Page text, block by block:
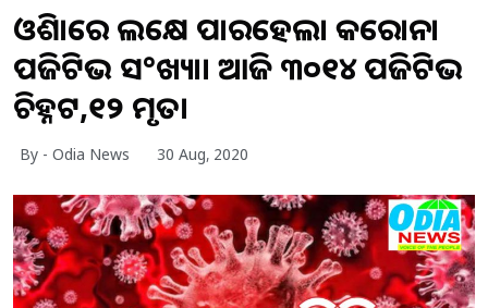
ଓଡିଶାରେ ଲକ୍ଷେ ପାରହେଲା କରୋନା
ପଜିଟିଭ ସ°ଖ୍ୟା। ଆଜି ୩୦୧୪ ପଜିଟିଭ
ଚିହ୍ନଟ,୧୨ ମୃତ।
By - Odia News 30 Aug, 2020